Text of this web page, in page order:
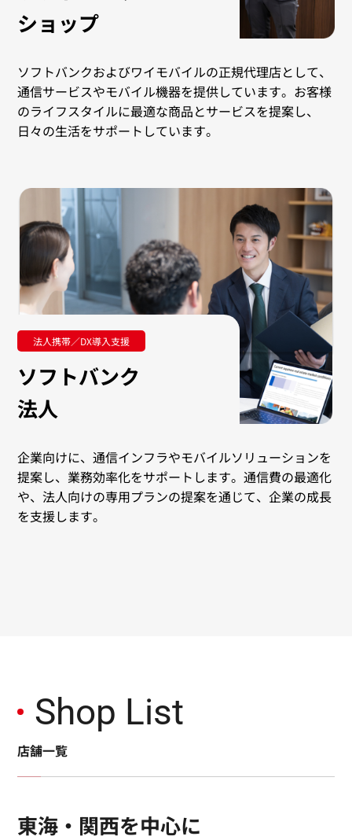
ショップ
ソフトバンクおよびワイモバイルの正規代理店として、
通信サービスやモバイル機器を提供しています。お客様
のライフスタイルに最適な商品とサービスを提案し、
日々の生活をサポートしています。
法人携帯／DX導入支援
ソフトバンク
法人
企業向けに、通信インフラやモバイルソリューションを
提案し、業務効率化をサポートします。通信費の最適化
や、法人向けの専用プランの提案を通じて、企業の成長
を支援します。
Shop List
店舗一覧
東海・関西を中心に